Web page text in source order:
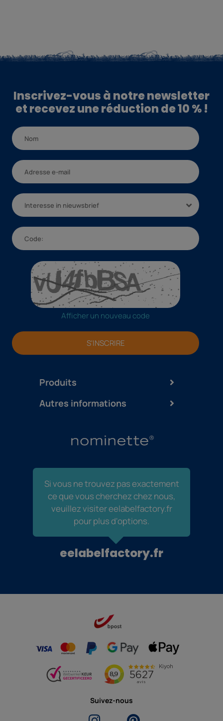
Inscrivez-vous à notre newsletter
et recevez une réduction de 10 % !
Produits
Interesse in nieuwsbrief
Afficher un nouveau code
S'INSCRIRE
Autres informations
Si vous ne trouvez pas exactement
ce que vous cherchez chez nous,
veuillez visiter eelabelfactory.fr
pour plus d'options.
eelabelfactory.fr
Suivez-nous